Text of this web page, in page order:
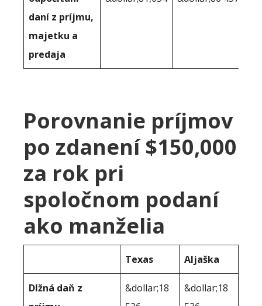
daní z príjmu,
majetku a
predaja
Porovnanie príjmov
po zdanení $150,000
za rok pri
spoločnom podaní
ako manželia
Texas Aljaška
Dlžná daň z
&dollar;18
&dollar;18